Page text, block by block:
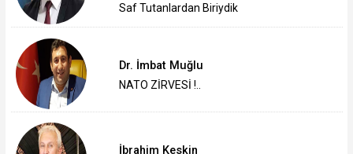
Saf Tutanlardan Biriydik
Dr. İmbat Muğlu
NATO ZİRVESİ !..
İbrahim Keskin